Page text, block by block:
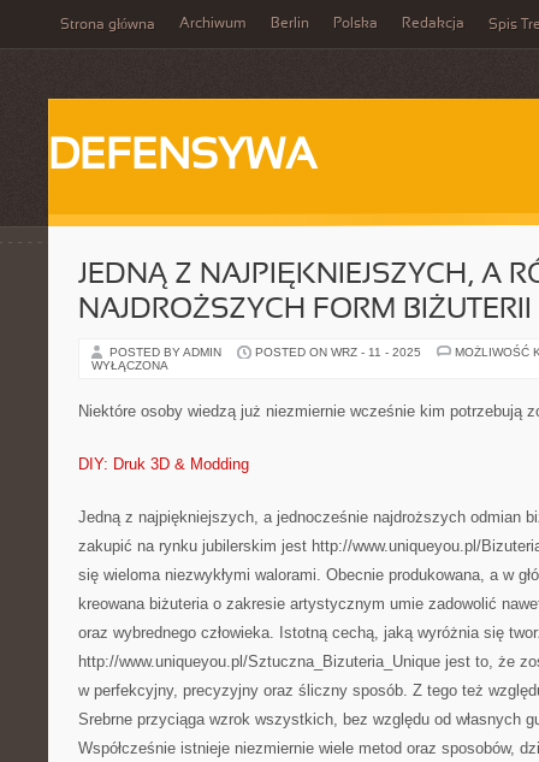
Strona główna Archiwum Berlin Polska Redakcja Spis
DEFENSYWA
JEDNĄ Z NAJPIĘKNIEJSZYCH, A
NAJDROŻSZYCH FORM BIŻUTERII
POSTED BY ADMIN POSTED ON WRZ - 11 - 2025
MOŻLIWOŚĆ
WYŁĄCZONA
Niektóre osoby wiedzą już niezmiernie wcześnie kim potrzebują
DIY: Druk 3D & Modding
Jedną z najpiękniejszych, a jednocześnie najdroższych odmian
zakupić na rynku jubilerskim jest http://www.uniqueyou.pl/
się wieloma niezwykłymi walorami. Obecnie produkowana, a w
kreowana biżuteria o zakresie artystycznym umie zadowolić
oraz wybrednego człowieka. Istotną cechą, jaką wyróżnia się
http://www.uniqueyou.pl/Sztuczna_Bizuteria_Unique jest to, że
w perfekcyjny, precyzyjny oraz śliczny sposób. Z tego też
Srebrne przyciąga wzrok wszystkich, bez względu od własnych
Współcześnie istnieje niezmiernie wiele metod oraz sposobów,